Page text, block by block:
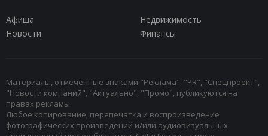
Афиша
Недвижимость
Новости
Финансы
Материалы, отмеченные знаками "Реклама", "PR", "Спецпроект",
"Новости компаний", "Актуально", "Промо", публикуются на
правах рекламы.
Любое копирование, перепечатка и воспроизведение
фотографических произведений и/или аудиовизуальных